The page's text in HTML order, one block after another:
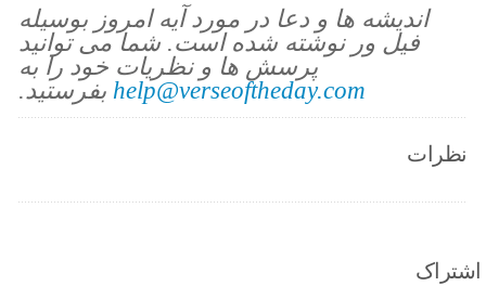
اندیشه ها و دعا در مورد آیه امروز بوسیله
فیل ور نوشته شده است. شما می توانید
پرسش ها و نظریات خود را به
help@verseoftheday.com بفرستید.
نظرات
اشتراک